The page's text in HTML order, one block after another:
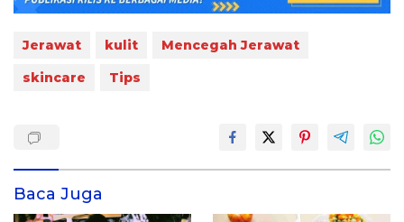
Jerawat kulit
Mencegah Jerawat
skincare
Tips
Baca Juga